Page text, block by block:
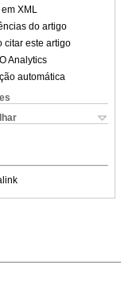
XML
do artigo
citar este artigo
Analytics
automática